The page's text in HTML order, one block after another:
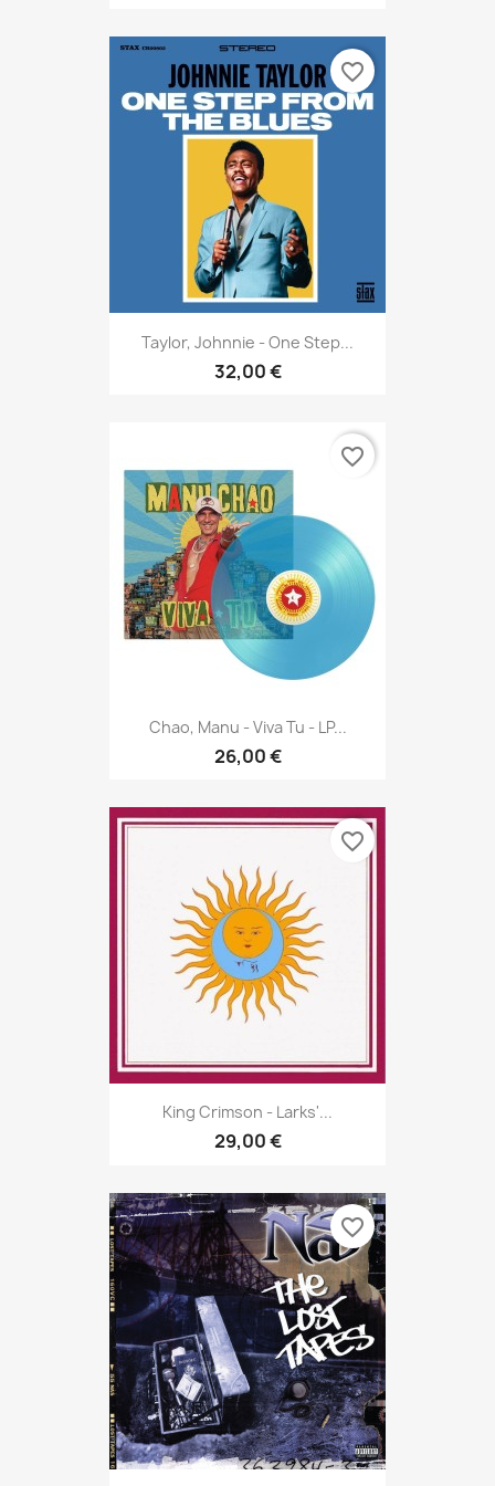
Taylor, Johnnie - One Step...
32,00 €
favorite_border
Chao, Manu - Viva Tu - LP...
26,00 €
favorite_border
King Crimson - Larks'...
29,00 €
favorite_border
favorite_border